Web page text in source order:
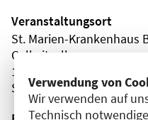
Verwendung von
Wir verwenden auf
Technisch
Veranstaltungsort
St. Marien-Krankenhaus
Gallwitzallee
12249 Berlin
Steglitz-Zehlendorf